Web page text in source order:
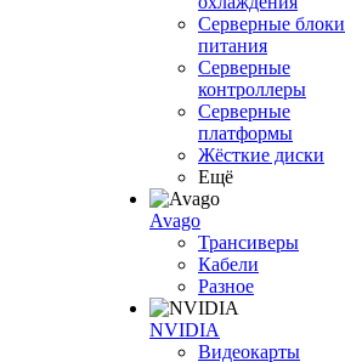
Серверные блоки
питания
Серверные
контроллеры
Серверные
платформы
Жёсткие диски
Ещё
Avago
Трансиверы
Кабели
Разное
NVIDIA
Видеокарты